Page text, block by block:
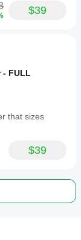
$39
- FULL
that sizes
$39